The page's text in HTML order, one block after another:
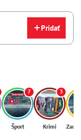
Pridať
7
Šport
3
Krimi